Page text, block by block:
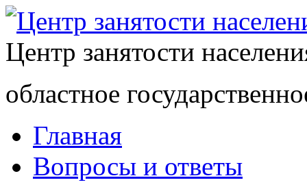
Центр занятости
областное
Главная
Вопросы и ответы